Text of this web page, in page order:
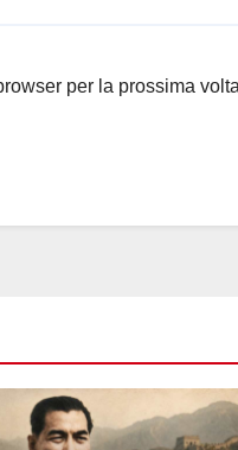
per la prossima